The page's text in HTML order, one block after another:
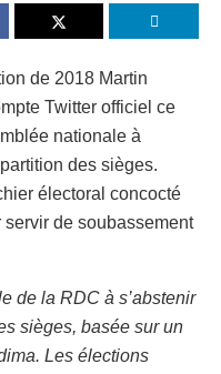
de 2018 Martin
Twitter officiel ce
nationale à
des sièges.
électoral concocté
servir de soubassement
de la RDC à s’abstenir
sièges, basée sur un
Les élections